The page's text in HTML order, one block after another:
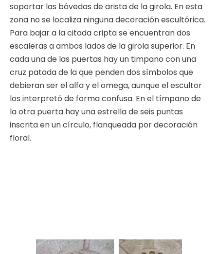
soportar las bóvedas de arista de la girola. En esta
zona no se localiza ninguna decoración escultórica.
Para bajar a la citada cripta se encuentran dos
escaleras a ambos lados de la girola superior. En
cada una de las puertas hay un timpano con una
cruz patada de la que penden dos símbolos que
debieran ser el alfa y el omega, aunque el escultor
los interpretó de forma confusa. En el tímpano de
la otra puerta hay una estrella de seis puntas
inscrita en un círculo, flanqueada por decoración
floral.